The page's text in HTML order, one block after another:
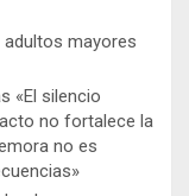
mayores
«El silencio
no fortalece la
no es